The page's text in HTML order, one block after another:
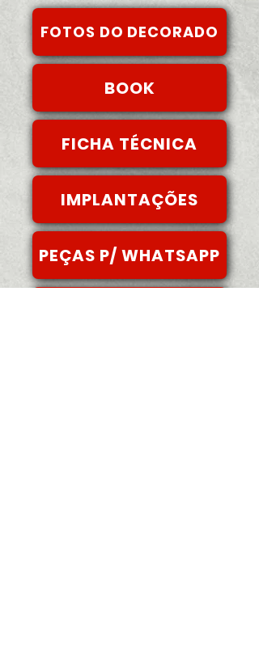
FOTOS DO DECORADO
BOOK
FICHA TÉCNICA
IMPLANTAÇÕES
PEÇAS P/ WHATSAPP